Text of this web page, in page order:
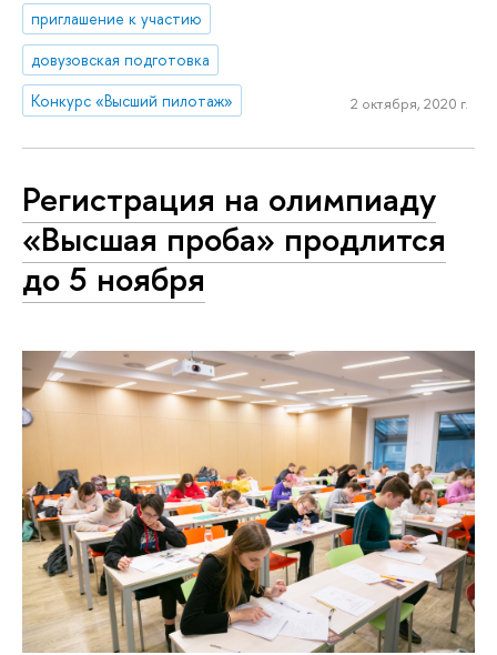
приглашение к участию
довузовская подготовка
Конкурс «Высший пилотаж»
2 октября, 2020 г.
Регистрация на олимпиаду
«Высшая проба» продлится
до 5 ноября